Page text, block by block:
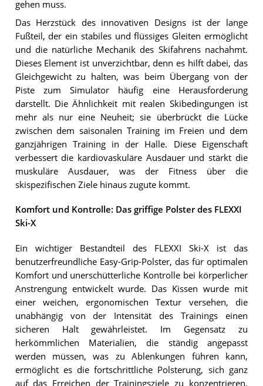
gehen muss.
Das Herzstück des innovativen Designs ist der lange
Fußteil, der ein stabiles und flüssiges Gleiten ermöglicht
und die natürliche Mechanik des Skifahrens nachahmt.
Dieses Element ist unverzichtbar, denn es hilft dabei, das
Gleichgewicht zu halten, was beim Übergang von der
Piste zum Simulator häufig eine Herausforderung
darstellt. Die Ähnlichkeit mit realen Skibedingungen ist
mehr als nur eine Neuheit; sie überbrückt die Lücke
zwischen dem saisonalen Training im Freien und dem
ganzjährigen Training in der Halle. Diese Eigenschaft
verbessert die kardiovaskuläre Ausdauer und stärkt die
muskuläre Ausdauer, was der Fitness über die
skispezifischen Ziele hinaus zugute kommt.
Komfort und Kontrolle: Das griffige Polster des FLEXXI
Ski-X
Ein wichtiger Bestandteil des FLEXXI Ski-X ist das
benutzerfreundliche Easy-Grip-Polster, das für optimalen
Komfort und unerschütterliche Kontrolle bei körperlicher
Anstrengung entwickelt wurde. Das Kissen wurde mit
einer weichen, ergonomischen Textur versehen, die
unabhängig von der Intensität des Trainings einen
sicheren Halt gewährleistet. Im Gegensatz zu
herkömmlichen Materialien, die ständig angepasst
werden müssen, was zu Ablenkungen führen kann,
ermöglicht es die fortschrittliche Polsterung, sich ganz
auf das Erreichen der Trainingsziele zu konzentrieren,